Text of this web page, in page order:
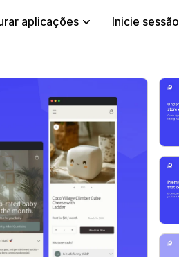
aplicações Inicie sessão